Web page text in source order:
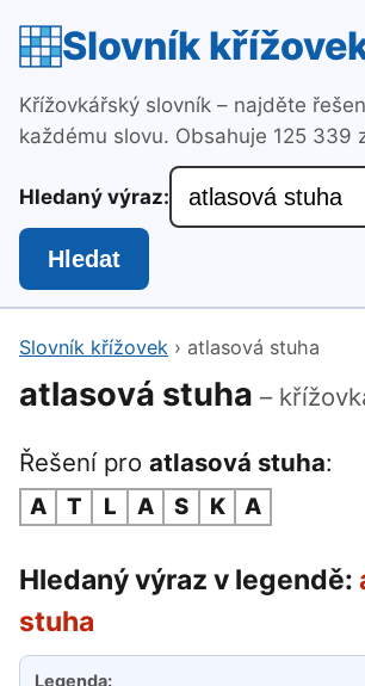
Slovník
Křížovkářský slovník – najděte
každému slovu. Obsahuje 125 339
Hledaný výraz:
Hledat
Slovník křížovek › atlasová stuha
atlasová stuha –
Řešení pro atlasová stuha:
A T L A S K A
Hledaný výraz v legendě:
stuha